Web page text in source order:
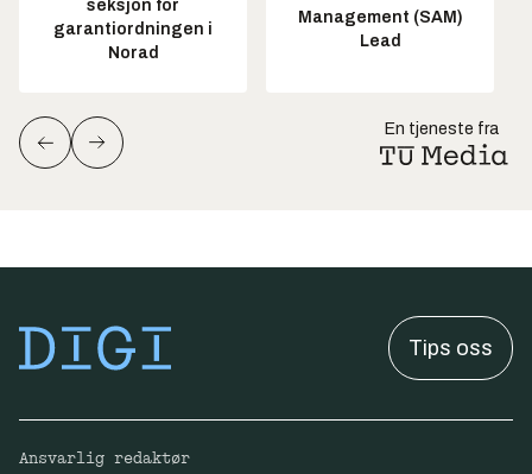
seksjon for
garantiordningen i
Norad
Management (SAM)
Lead
En tjeneste fra
Tips oss
Ansvarlig redaktør